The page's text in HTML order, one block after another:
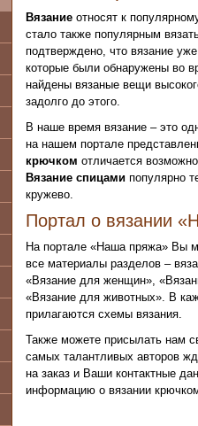
Вязание относят к
стало также популярным
подтверждено, что вязание
которые были обнаружены во
найдены вязаные вещи
задолго до этого.
В наше время вязание – это
на нашем портале
крючком отличается
Вязание спицами популярно
кружево.
Портал о вязании
На портале «Наша пряжа» Вы
все материалы разделов –
«Вязание для женщин»,
«Вязание для животных». В
прилагаются схемы вязания.
Также можете присылать нам
самых талантливых авторов
на заказ и Ваши контактные
информацию о вязании